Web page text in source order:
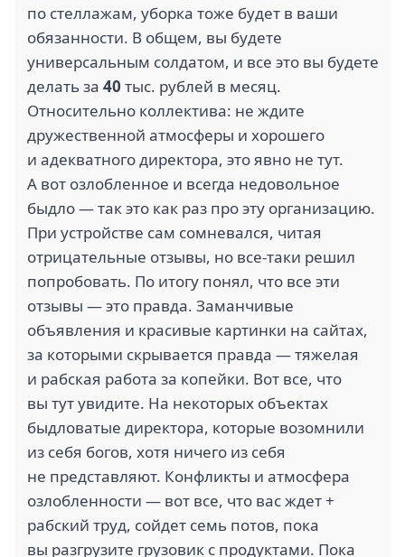
по стеллажам, уборка тоже будет в ваши
обязанности. В общем, вы будете
универсальным солдатом, и все это вы будете
делать за 40 тыс. рублей в месяц.
Относительно коллектива: не ждите
дружественной атмосферы и хорошего
и адекватного директора, это явно не тут.
А вот озлобленное и всегда недовольное
быдло — так это как раз про эту организацию.
При устройстве сам сомневался, читая
отрицательные отзывы, но все-таки решил
попробовать. По итогу понял, что все эти
отзывы — это правда. Заманчивые
объявления и красивые картинки на сайтах,
за которыми скрывается правда — тяжелая
и рабская работа за копейки. Вот все, что
вы тут увидите. На некоторых объектах
быдловатые директора, которые возомнили
из себя богов, хотя ничего из себя
не представляют. Конфликты и атмосфера
озлобленности — вот все, что вас ждет +
рабский труд, сойдет семь потов, пока
вы разгрузите грузовик с продуктами. Пока